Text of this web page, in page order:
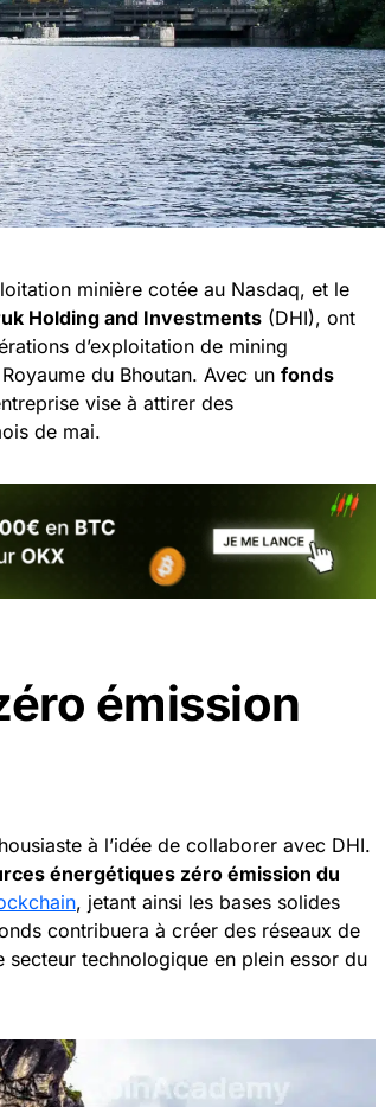
minière cotée au Nasdaq, et le
Holding and Investments (DHI), ont
d’exploitation de mining
du Bhoutan. Avec un fonds
vise à attirer des
de mai.
émission
à l’idée de collaborer avec DHI.
énergétiques zéro émission du
, jetant ainsi les bases solides
contribuera à créer des réseaux de
technologique en plein essor du